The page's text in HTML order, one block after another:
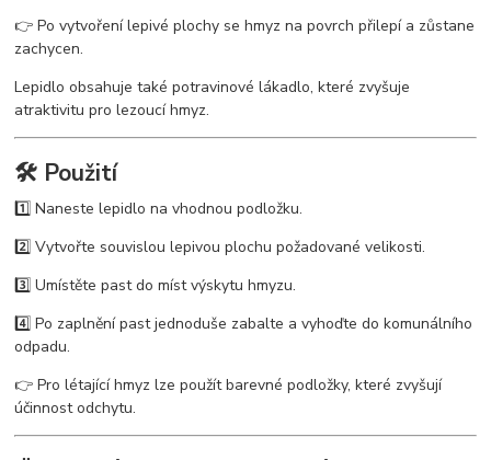
👉 Po vytvoření lepivé plochy se hmyz na povrch přilepí a zůstane
zachycen.
Lepidlo obsahuje také potravinové lákadlo, které zvyšuje
atraktivitu pro lezoucí hmyz.
🛠️ Použití
1️⃣ Naneste lepidlo na vhodnou podložku.
2️⃣ Vytvořte souvislou lepivou plochu požadované velikosti.
3️⃣ Umístěte past do míst výskytu hmyzu.
4️⃣ Po zaplnění past jednoduše zabalte a vyhoďte do komunálního
odpadu.
👉 Pro létající hmyz lze použít barevné podložky, které zvyšují
účinnost odchytu.